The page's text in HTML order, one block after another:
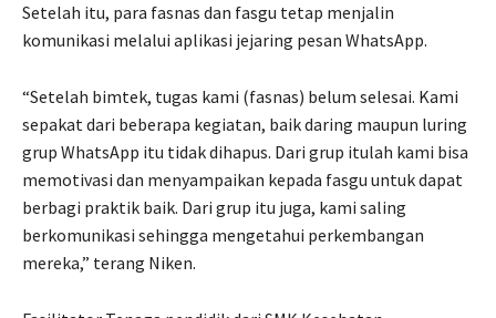
Setelah itu, para fasnas dan fasgu tetap menjalin
komunikasi melalui aplikasi jejaring pesan WhatsApp.
“Setelah bimtek, tugas kami (fasnas) belum selesai. Kami
sepakat dari beberapa kegiatan, baik daring maupun luring
grup WhatsApp itu tidak dihapus. Dari grup itulah kami bisa
memotivasi dan menyampaikan kepada fasgu untuk dapat
berbagi praktik baik. Dari grup itu juga, kami saling
berkomunikasi sehingga mengetahui perkembangan
mereka,” terang Niken.